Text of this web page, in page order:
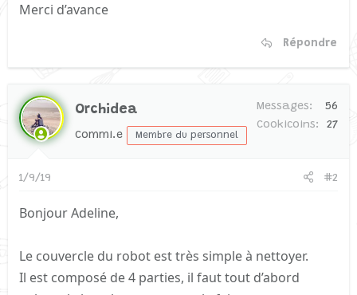
Merci d’avance
Répondre
Orchidea
Commi.e Membre du personnel
Messages
56
Cookicoins
27
1/9/19 #2
Bonjour Adeline,
Le couvercle du robot est très simple à nettoyer.
Il est composé de 4 parties, il faut tout d’abord